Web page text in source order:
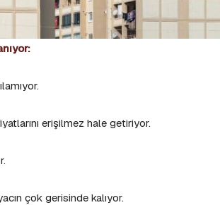
erişilmez hale getiriyor.
çok gerisinde kalıyor.